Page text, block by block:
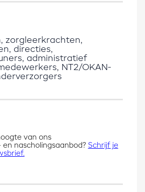
zorgleerkrachten,
directies,
administratief
NT2/OKAN-
van ons
en nascholingsaanbod? Schrijf je